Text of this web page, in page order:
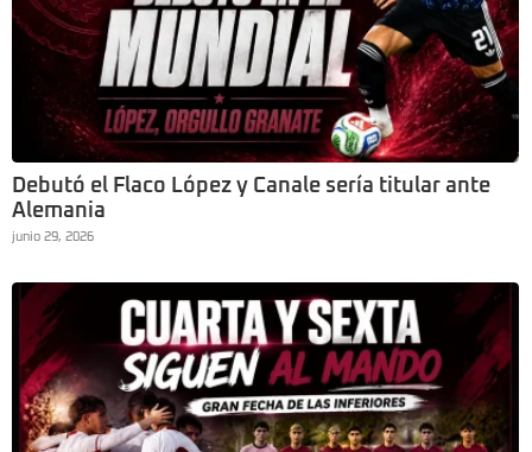
Debutó el Flaco López y Canale sería titular ante
Alemania
junio 29, 2026